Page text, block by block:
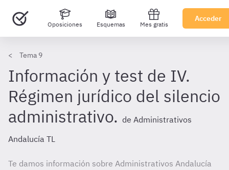
Oposiciones Esquemas Mes gratis
Acceder
Tema 9
Información y test de IV.
Régimen jurídico del silencio
administrativo. de Administrativos
Andalucía TL
Te damos información sobre Administrativos Andalucía